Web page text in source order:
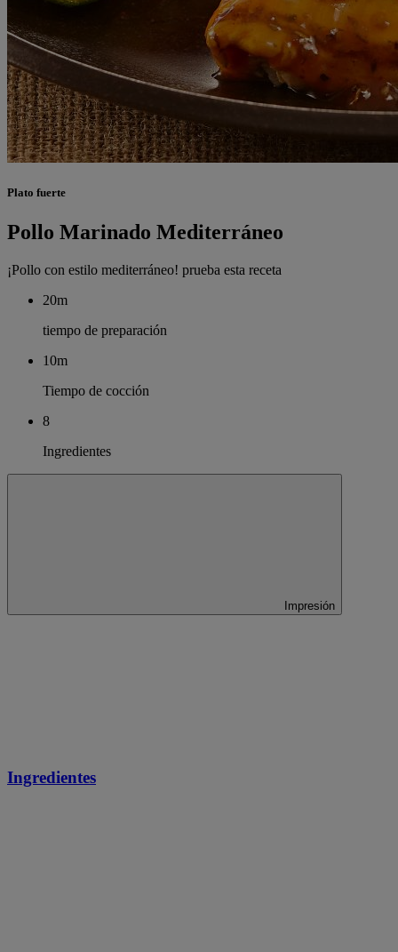
Plato fuerte
Pollo Marinado Mediterráneo
¡Pollo con estilo mediterráneo! prueba esta receta
20m
tiempo de preparación
10m
Tiempo de cocción
8
Ingredientes
Impresión
Ingredientes